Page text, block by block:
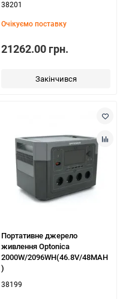
38201
Очікуємо поставку
21262.00 грн.
Закінчився
Портативне джерело
живлення Optonica
2000W/2096WH(46.8V/48MAH
)
38199